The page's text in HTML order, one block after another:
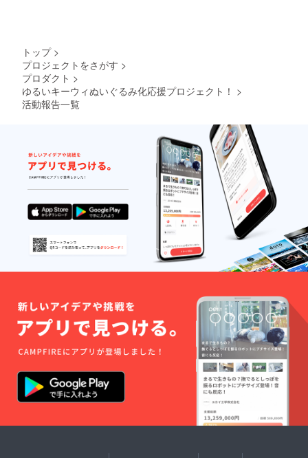
トップ >
プロジェクトをさがす >
プロダクト >
ゆるいキーウィぬいぐるみ化応援プロジェクト！ >
活動報告一覧